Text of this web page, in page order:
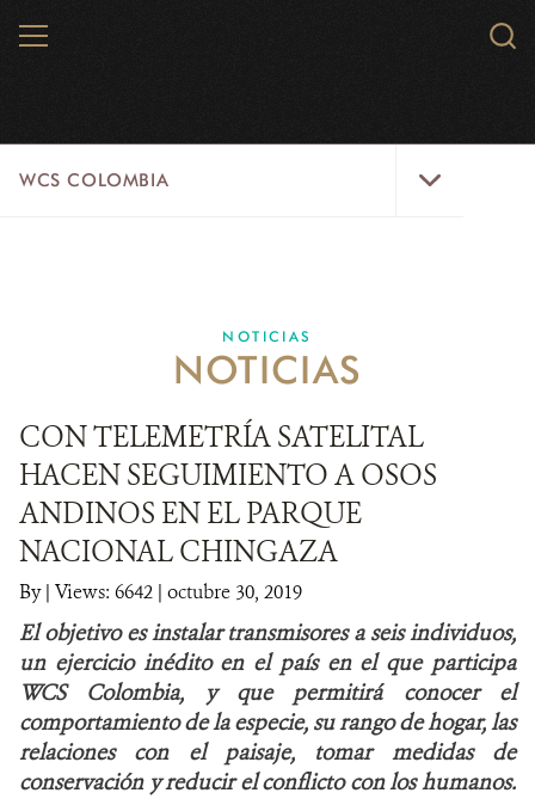
MENU
WCS COLOMBIA
EJES ESTRATÉGICOS
AQUÍ TRABAJAMOS
LÍNEAS DE ACCIÓN
MICROSITIOS
NOTICIAS
WCS VISUAL
PUBLICACIONES
ALIADOS Y ALIANZAS
NOTICIAS
NOTICIAS
CON TELEMETRÍA SATELITAL
HACEN SEGUIMIENTO A OSOS
ANDINOS EN EL PARQUE
NACIONAL CHINGAZA
By| Views: 6642 | octubre 30, 2019
El objetivo es instalar transmisores a seis individuos,
un ejercicio inédito en el país en el que participa
WCS Colombia, y que permitirá conocer el
comportamiento de la especie, su rango de hogar, las
relaciones con el paisaje, tomar medidas de
conservación y reducir el conflicto con los humanos.